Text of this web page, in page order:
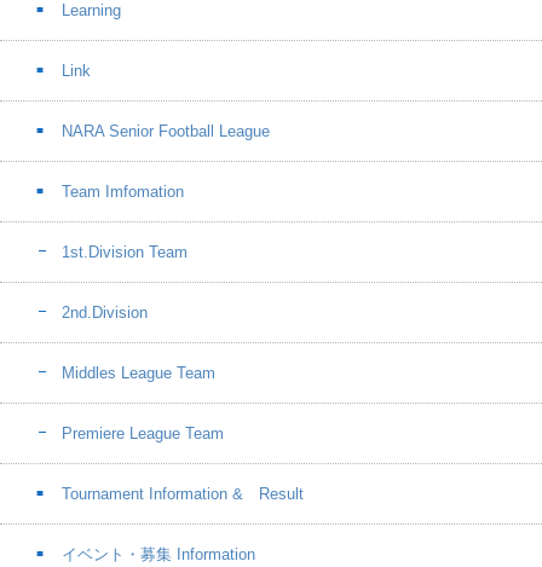
Learning
Link
NARA Senior Football League
Team Imfomation
1st.Division Team
2nd.Division
Middles League Team
Premiere League Team
Tournament Information & Result
イベント・募集 Information